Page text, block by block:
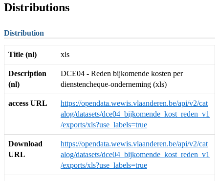
Distributions
Distribution
Title (nl) xls
Description
(nl)
DCE04 - Reden bijkomende kosten per
dienstencheque-onderneming (xls)
access URL
https://opendata.wewis.vlaanderen.be/api/v2/cat
alog/datasets/dce04_bijkomende_kost_reden_v1
/exports/xls?use_labels=true
Download
URL
https://opendata.wewis.vlaanderen.be/api/v2/cat
alog/datasets/dce04_bijkomende_kost_reden_v1
/exports/xls?use_labels=true